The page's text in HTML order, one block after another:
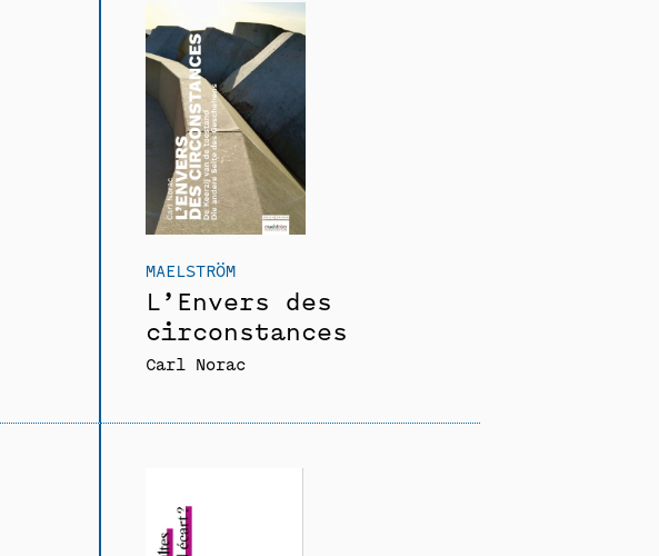
MAELSTRÖM
L’Envers des
circonstances
Carl Norac